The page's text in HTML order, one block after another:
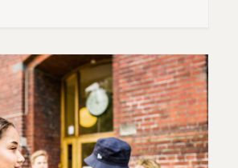
BNE MIT DER BLE